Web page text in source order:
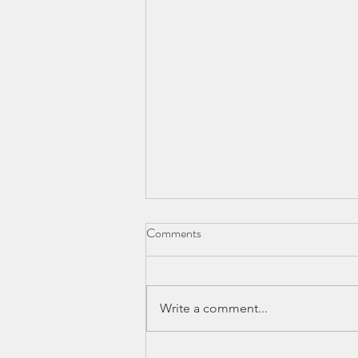
Comments
Write a comment...